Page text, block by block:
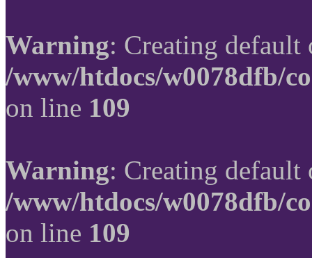
Warning: Creating
/www/htdocs/w0078dfb/
on line 109
Warning: Creating
/www/htdocs/w0078dfb/
on line 109